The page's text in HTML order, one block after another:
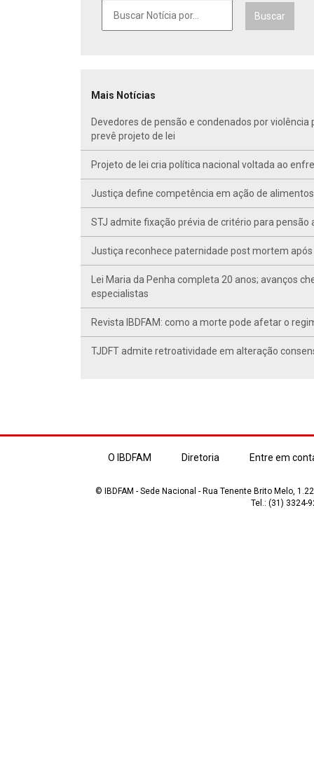
Buscar
Mais Notícias
Devedores de pensão e condenados por
prevê projeto de lei
Projeto de lei cria política nacional voltada ao
Justiça define competência em ação de
STJ admite fixação prévia de critério para
Justiça reconhece paternidade post mortem
Lei Maria da Penha completa 20 anos; avanços
especialistas
Revista IBDFAM: como a morte pode afetar o
TJDFT admite retroatividade em alteração
O IBDFAM Diretoria Entre em
© IBDFAM - Sede Nacional - Rua Tenente Brito Melo,
Tel.: (31) 3324-